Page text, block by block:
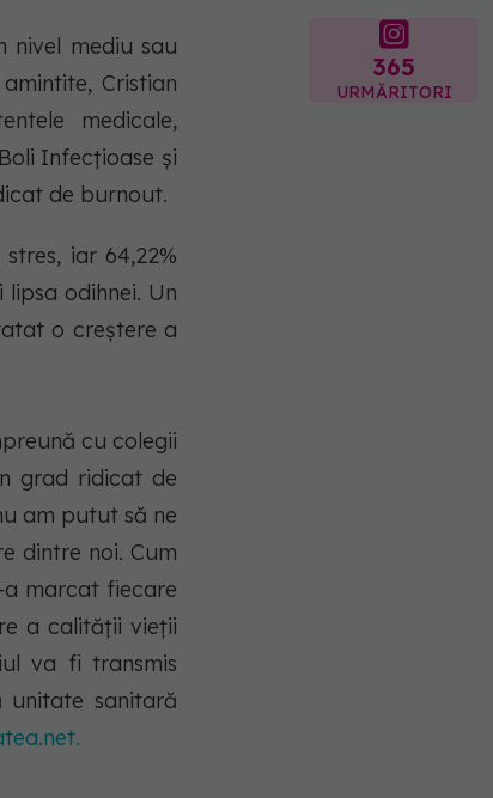
nivel mediu sau
Cristian
medicale,
Infecţioase şi
de burnout.
iar 64,22%
odihnei. Un
o creştere a
cu colegii
grad ridicat de
am putut să ne
dintre noi. Cum
a marcat fiecare
a calităţii vieţii
va fi transmis
sanitară
365
URMĂRITORI